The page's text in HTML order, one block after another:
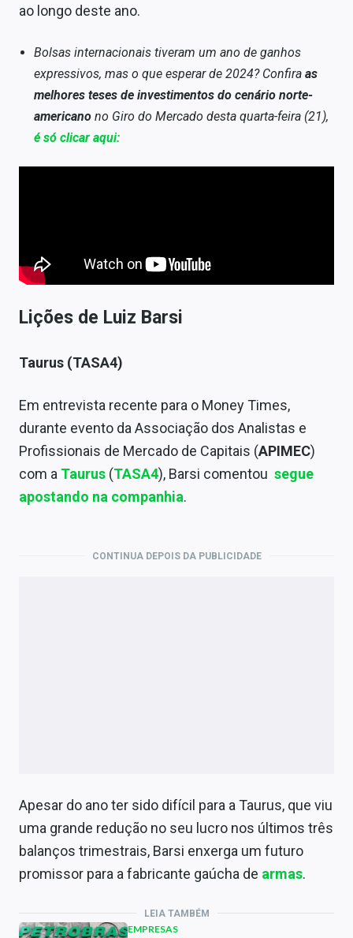
ao longo deste ano.
Bolsas internacionais tiveram um ano de ganhos
expressivos, mas o que esperar de 2024? Confiraas
melhores teses de investimentos do cenário norte-
americano no Giro do Mercado desta quarta-feira (21),
é só clicar aqui:
Lições de Luiz Barsi
Taurus (TASA4)
Em entrevista recente para o Money Times,
durante evento da Associação dos Analistas e
Profissionais de Mercado de Capitais (APIMEC)
com a Taurus (TASA4), Barsi comentou segue
apostando na companhia.
CONTINUA DEPOIS DA PUBLICIDADE
Apesar do ano ter sido difícil para a Taurus, que viu
uma grande redução no seu lucro nos últimos três
balanços trimestrais, Barsi enxerga um futuro
promissor para a fabricante gaúcha de armas.
LEIA TAMBÉM
EMPRESAS